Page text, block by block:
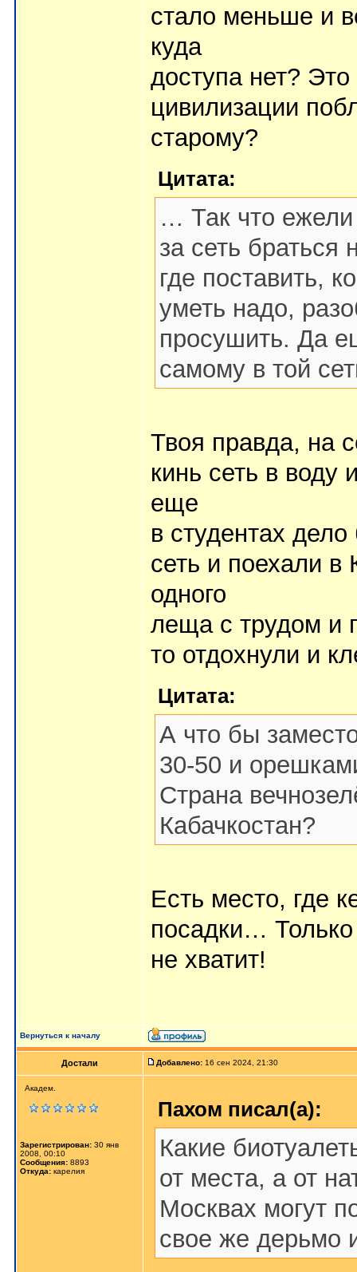
стало меньше и
куда
доступа нет?
цивилизации
старому?
Цитата:
… Так что ежели
за сеть браться
где поставить,
уметь надо,
просушить. Да
самому в той
Твоя правда, на
кинь сеть в
еще
в студентах
сеть и поехали в
одного
леща с трудом и
то отдохнули и
Цитата:
А что бы
30-50 и
Страна
Кабачкостан?
Есть место, где
посадки…
не хватит!
Вернуться к началу
Достали Добавлено: 16 сен 2024, 21:30
Академ.
Зарегистрирован: 30 янв
2008, 00:10
Сообщения: 8893
Откуда: карелия
Пахом писал(а):
Какие
от места, а от
Москвах могут
свое же дерьмо